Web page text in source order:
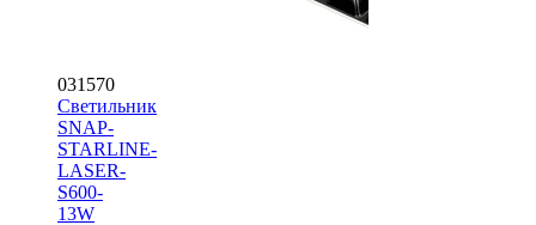
031570
Светильник
SNAP-
STARLINE-
LASER-
S600-
13W